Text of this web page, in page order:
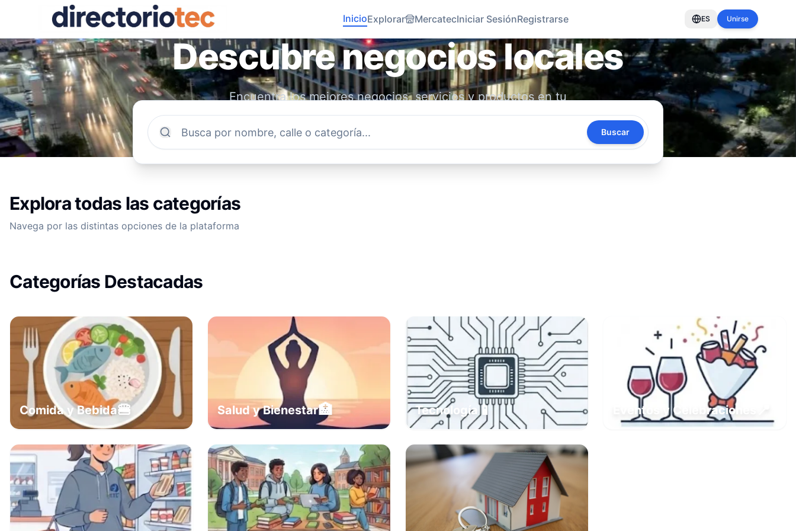
InicioExplorar MercatecIniciar SesiónRegistrarse ES Unirse
Descubre negocios locales
Encuentra los mejores negocios, servicios y productos en tu
comunidad. Conecta con emprendedores locales y apoya tu
Buscar
Explora todas las categorías
Navega por las distintas opciones de la plataforma
Categorías Destacadas
Comida y Bebida🍔 Salud y Bienestar🏥 Tecnología 📱 Eventos y Celebraciones